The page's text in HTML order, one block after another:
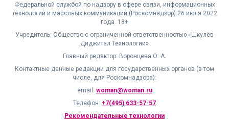
Федеральной службой по надзору в сфере связи, информационных
технологий и массовых коммуникаций (Роскомнадзор) 26 июля 2022
года. 18+
Учредитель: Общество с ограниченной ответственностью «Шкулёв
Диджитал Технологии»
Главный редактор: Воронцева О. А.
Контактные данные редакции для государственных органов (в том
числе, для Роскомнадзора):
email: woman@woman.ru
Телефон: +7(495) 633-57-57
Рекомендательные технологии